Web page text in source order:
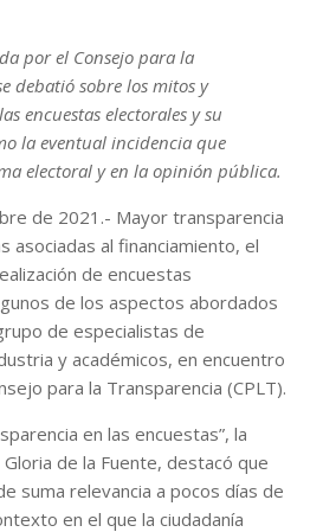
por el Consejo para la
debatió sobre los mitos y
encuestas electorales y su
la eventual incidencia que
electoral y en la opinión pública.
de 2021.- Mayor transparencia
asociadas al financiamiento, el
de encuestas
de los aspectos abordados
de especialistas de
y académicos, en encuentro
para la Transparencia (CPLT).
en las encuestas”, la
de la Fuente, destacó que
suma relevancia a pocos días de
en el que la ciudadanía